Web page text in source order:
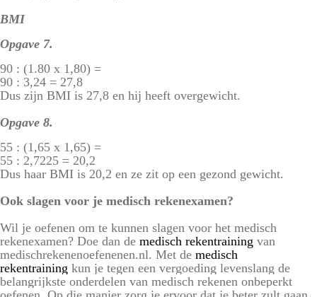
BMI
Opgave 7.
90 : (1.80 x 1,80) =
90 : 3,24 = 27,8
Dus zijn BMI is 27,8 en hij heeft overgewicht.
Opgave 8.
55 : (1,65 x 1,65) =
55 : 2,7225 = 20,2
Dus haar BMI is 20,2 en ze zit op een gezond gewicht.
Ook slagen voor je medisch rekenexamen?
Wil je oefenen om te kunnen slagen voor het medisch
rekenexamen? Doe dan de medisch rekentraining van
medischrekenenoefenenen.nl. Met de medisch
rekentraining kun je tegen een vergoeding levenslang de
belangrijkste onderdelen van medisch rekenen onbeperkt